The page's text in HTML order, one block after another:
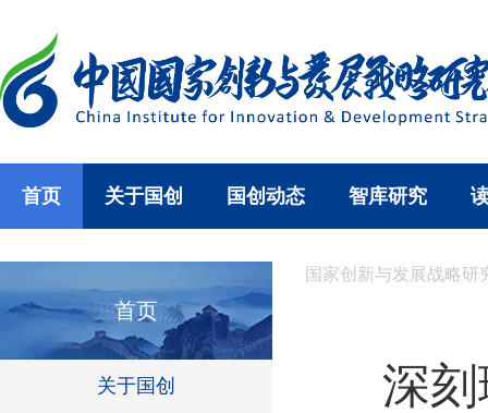
首页 关于国创 国创动态 智库研究
首页
关于国创
国家创新与发展战略研
深刻